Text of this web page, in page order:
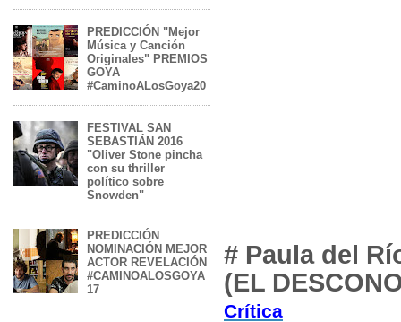
PREDICCIÓN "Mejor
Música y Canción
Originales" PREMIOS
GOYA
#CaminoALosGoya20
FESTIVAL SAN
SEBASTIÁN 2016
"Oliver Stone pincha
con su thriller
político sobre
Snowden"
PREDICCIÓN
NOMINACIÓN MEJOR
ACTOR REVELACIÓN
#CAMINOALOSGOYA
17
# Paula del
(EL
Crítica